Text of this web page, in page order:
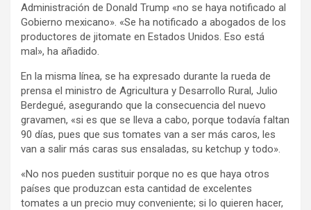
Administración de Donald Trump «no se haya notificado al
Gobierno mexicano». «Se ha notificado a abogados de los
productores de jitomate en Estados Unidos. Eso está
mal», ha añadido.
En la misma línea, se ha expresado durante la rueda de
prensa el ministro de Agricultura y Desarrollo Rural, Julio
Berdegué, asegurando que la consecuencia del nuevo
gravamen, «si es que se lleva a cabo, porque todavía faltan
90 días, pues que sus tomates van a ser más caros, les
van a salir más caras sus ensaladas, su ketchup y todo».
«No nos pueden sustituir porque no es que haya otros
países que produzcan esta cantidad de excelentes
tomates a un precio muy conveniente; si lo quieren hacer,